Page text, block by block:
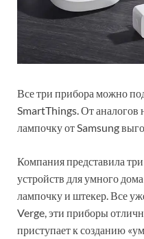
Все три прибора можно
SmartThings. От
лампочку от Samsung
Компания представила
устройств для умного
лампочку и штекер. Все
Verge, эти приборы
приступает к созданию